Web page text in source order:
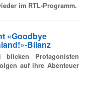
im RTL-Programm.
«Goodbye
Bilanz
blicken Protagonisten
auf ihre Abenteuer